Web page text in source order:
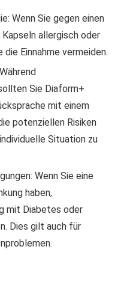
Wenn Sie gegen einen
allergisch oder
Einnahme vermeiden.
Sie Diaform+
mit einem
potenziellen Risiken
Situation zu
Wenn Sie eine
haben,
mit Diabetes oder
Dies gilt auch für